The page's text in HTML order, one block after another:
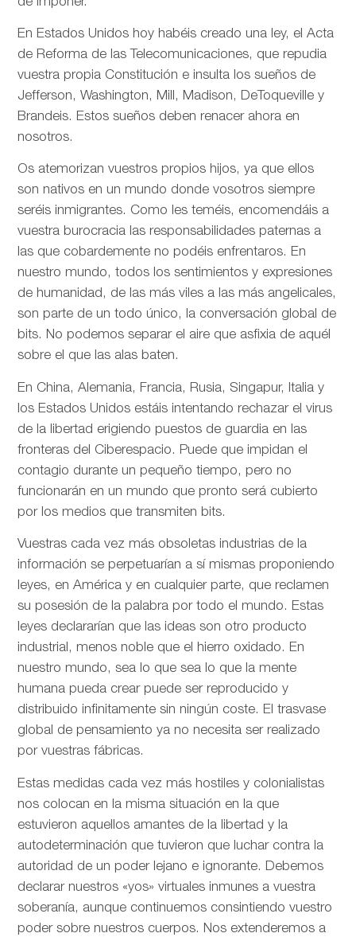
En Estados Unidos hoy habéis creado una ley, el Acta
de Reforma de las Telecomunicaciones, que repudia
vuestra propia Constitución e insulta los sueños de
Jefferson, Washington, Mill, Madison, DeToqueville y
Brandeis. Estos sueños deben renacer ahora en
nosotros.
Os atemorizan vuestros propios hijos, ya que ellos
son nativos en un mundo donde vosotros siempre
seréis inmigrantes. Como les teméis, encomendáis a
vuestra burocracia las responsabilidades paternas a
las que cobardemente no podéis enfrentaros. En
nuestro mundo, todos los sentimientos y expresiones
de humanidad, de las más viles a las más angelicales,
son parte de un todo único, la conversación global de
bits. No podemos separar el aire que asfixia de aquél
sobre el que las alas baten.
En China, Alemania, Francia, Rusia, Singapur, Italia y
los Estados Unidos estáis intentando rechazar el virus
de la libertad erigiendo puestos de guardia en las
fronteras del Ciberespacio. Puede que impidan el
contagio durante un pequeño tiempo, pero no
funcionarán en un mundo que pronto será cubierto
por los medios que transmiten bits.
Vuestras cada vez más obsoletas industrias de la
información se perpetuarían a sí mismas proponiendo
leyes, en América y en cualquier parte, que reclamen
su posesión de la palabra por todo el mundo. Estas
leyes declararían que las ideas son otro producto
industrial, menos noble que el hierro oxidado. En
nuestro mundo, sea lo que sea lo que la mente
humana pueda crear puede ser reproducido y
distribuido infinitamente sin ningún coste. El trasvase
global de pensamiento ya no necesita ser realizado
por vuestras fábricas.
Estas medidas cada vez más hostiles y colonialistas
nos colocan en la misma situación en la que
estuvieron aquellos amantes de la libertad y la
autodeterminación que tuvieron que luchar contra la
autoridad de un poder lejano e ignorante. Debemos
declarar nuestros «yos» virtuales inmunes a vuestra
soberanía, aunque continuemos consintiendo vuestro
poder sobre nuestros cuerpos. Nos extenderemos a